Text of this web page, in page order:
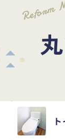
Reform